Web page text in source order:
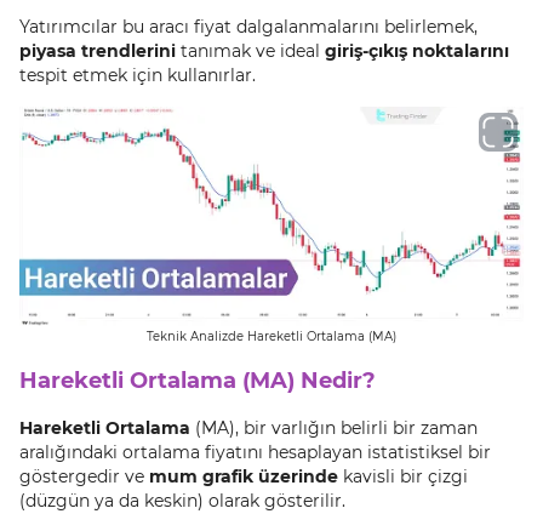
Yatırımcılar bu aracı fiyat dalgalanmalarını belirlemek,
piyasa trendlerini tanımak ve ideal giriş-çıkış noktalarını
tespit etmek için kullanırlar.
Teknik Analizde Hareketli Ortalama (MA)
Hareketli Ortalama (MA) Nedir?
Hareketli Ortalama (MA), bir varlığın belirli bir zaman
aralığındaki ortalama fiyatını hesaplayan istatistiksel bir
göstergedir ve mum grafik üzerinde kavisli bir çizgi
(düzgün ya da keskin) olarak gösterilir.